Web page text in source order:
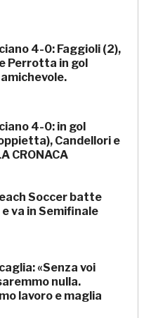
4-0: Faggioli (2),
Perrotta in gol
4-0: in gol
Candellori e
CRONACA
Soccer batte
va in Semifinale
«Senza voi
nulla.
lavoro e maglia